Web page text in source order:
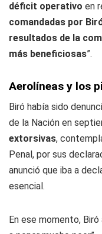
déficit operativo en
comandadas por
resultados de la
más beneficiosas”.
Aerolíneas y los
Biró había sido
de la Nación en
extorsivas,
Penal, por sus
anunció que iba a
esencial.
En ese momento,